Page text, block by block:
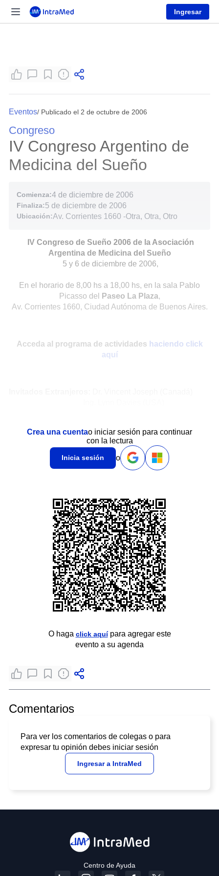
Ingresar
Eventos/ Publicado el 2 de octubre de 2006
Congreso
IV Congreso Argentino de
Medicina del Sueño
Comienza:4 de diciembre de 2006
Finaliza:5 de diciembre de 2006
Ubicación:Av. Corrientes 1660 -Otra, Otra, Otro
IV Congreso de Sueño 2006 de la Asociación
Argentina de Medicina del Sueño
5 y 6 de diciembre de 2006,
En el horario de 8,00 hs a 18,00 hs, en la sala Pablo
Picasso del
Paseo La Plaza,
Av. Corrientes 1660, Ciudad Autónoma de Buenos Aires.
Acceda al programa de actividades haciendo click
aquí
Crea una cuentao iniciar sesión para continuar
con la lectura
Inicia sesión o
O haga click aquípara agregar este
evento a su agenda
Comentarios
Para ver los comentarios de colegas o para
expresar tu opinión debes iniciar sesión
Ingresar a IntraMed
Centro de Ayuda